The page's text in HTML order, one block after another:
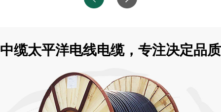
中缆太平洋电线电缆，专注决定品质